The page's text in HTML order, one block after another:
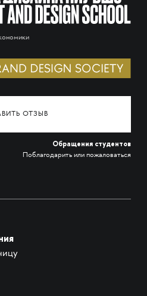
ОТЗЫВ
Обращения студентов
Поблагодарить или пожаловаться